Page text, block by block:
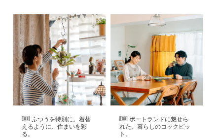
ふつうを特別に。着替
えるように、住まいを彩
る。
ポートランドに魅せら
れた、暮らしのコックピッ
ト。